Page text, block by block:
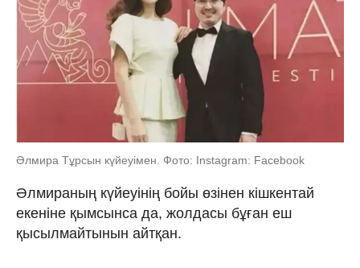
Әлмира Тұрсын күйеуімен. Фото: Instagram: Facebook
Әлмираның күйеуінің бойы өзінен кішкентай
екеніне қымсынса да, жолдасы бұған еш
қысылмайтынын айтқан.